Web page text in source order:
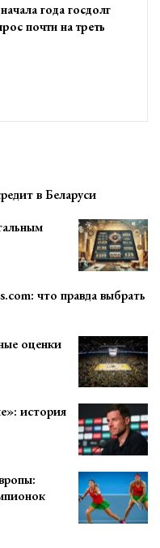
года госдолг
почти на треть
в Беларуси
что правда выбрать
оценки
история